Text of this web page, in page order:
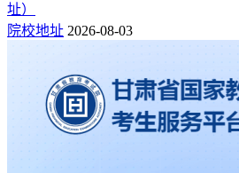
址）
院校地址 2026-08-03